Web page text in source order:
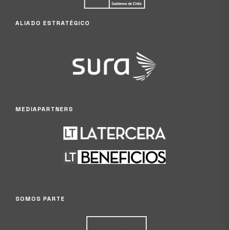
ALIADO ESTRATÉGICO
MEDIAPARTNERS
SOMOS PARTE